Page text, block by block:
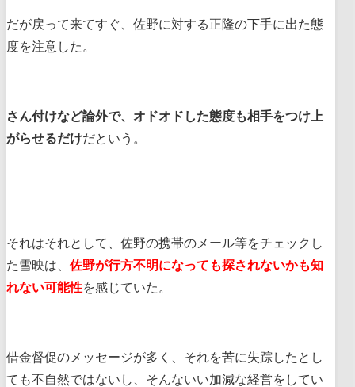
だが戻って来てすぐ、佐野に対する正隆の下手に出た態
度を注意した。
さん付けなど論外で、オドオドした態度も相手をつけ上
がらせるだけだという。
それはそれとして、佐野の携帯のメール等をチェックし
た雪映は、 佐野が行方不明になっても探されないかも知
れない可能性を感じていた。
借金督促のメッセージが多く、それを苦に失踪したとし
ても不自然ではないし、そんないい加減な経営をしてい